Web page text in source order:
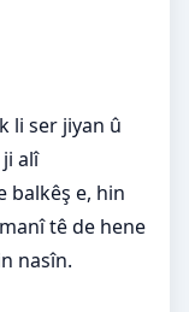
li ser jiyan û
alî
balkêş e, hin
tê de hene
nasîn.